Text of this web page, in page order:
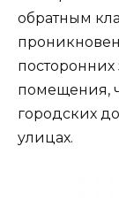
обратным
посторонних
помещения,
городских
улицах.